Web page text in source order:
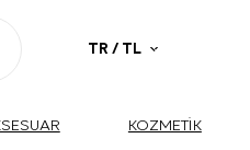
TR / TL
KOZMETİK